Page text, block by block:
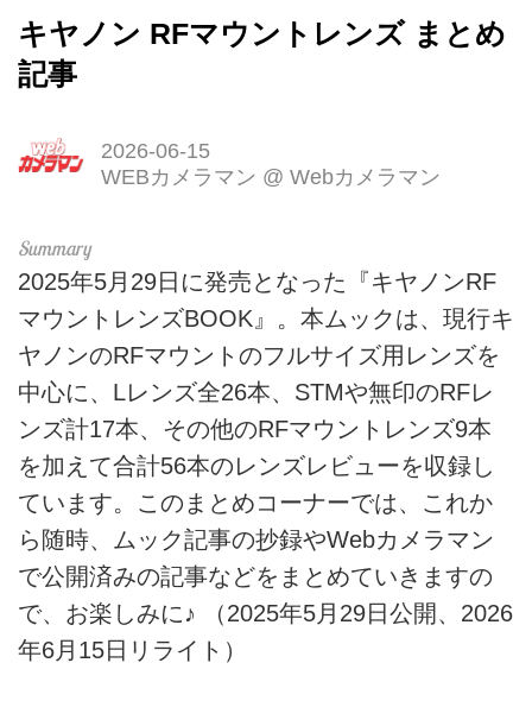
キヤノン RFマウントレンズ まとめ
記事
2026-06-15
WEBカメラマン @ Webカメラマン
2025年5月29日に発売となった『キヤノンRF
マウントレンズBOOK』。本ムックは、現行キ
ヤノンのRFマウントのフルサイズ用レンズを
中心に、Lレンズ全26本、STMや無印のRFレ
ンズ計17本、その他のRFマウントレンズ9本
を加えて合計56本のレンズレビューを収録し
ています。このまとめコーナーでは、これか
ら随時、ムック記事の抄録やWebカメラマン
で公開済みの記事などをまとめていきますの
で、お楽しみに♪ （2025年5月29日公開、2026
年6月15日リライト）